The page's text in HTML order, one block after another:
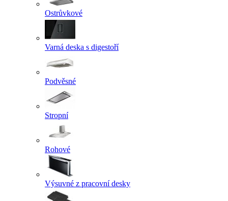
Ostrůvkové
Varná deska s digestoří
Podvěsné
Stropní
Rohové
Výsuvné z pracovní desky